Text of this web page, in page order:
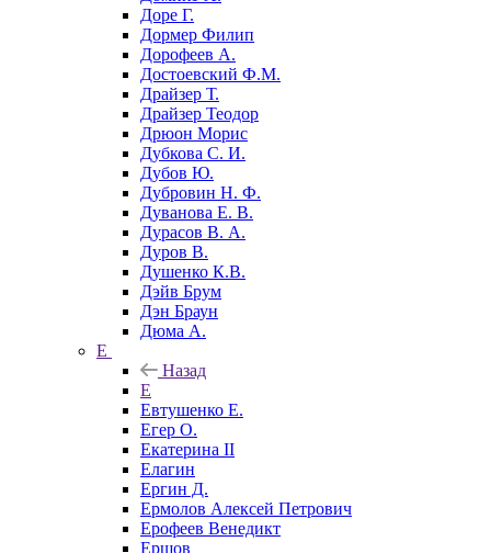
Доре Г.
Дормер Филип
Дорофеев А.
Достоевский Ф.М.
Драйзер Т.
Драйзер Теодор
Дрюон Морис
Дубкова С. И.
Дубов Ю.
Дубровин Н. Ф.
Дуванова Е. В.
Дурасов В. А.
Дуров В.
Душенко К.В.
Дэйв Брум
Дэн Браун
Дюма А.
Е
Назад
Е
Евтушенко Е.
Егер О.
Екатерина II
Елагин
Ергин Д.
Ермолов Алексей Петрович
Ерофеев Венедикт
Ершов